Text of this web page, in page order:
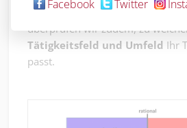
andere Menschen besser zu
überprüfen wir zudem, zu
Tätigkeitsfeld und Umfeld Ihr
passt.
Facebook Twitter